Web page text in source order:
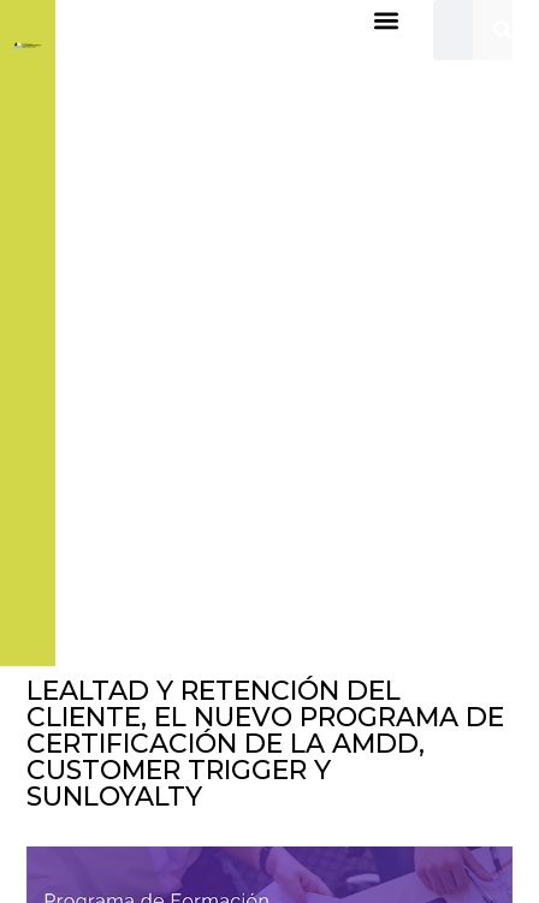
LEALTAD Y RETENCIÓN DEL
CLIENTE, EL NUEVO PROGRAMA DE
CERTIFICACIÓN DE LA AMDD,
CUSTOMER TRIGGER Y
SUNLOYALTY